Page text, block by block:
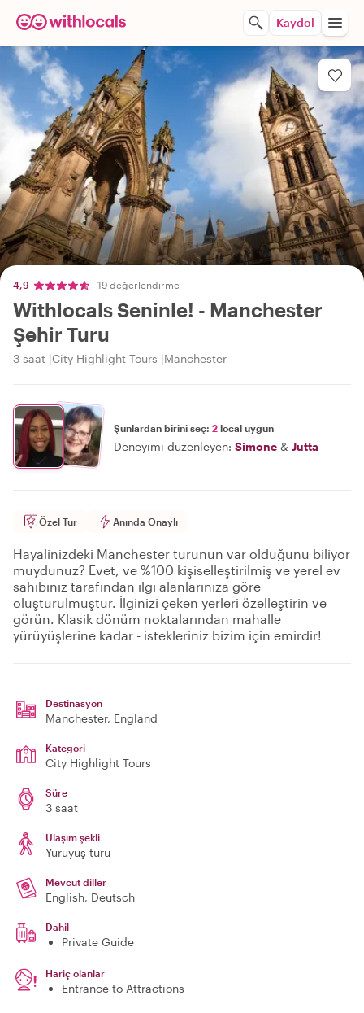
Kaydol
4,9 19 değerlendirme
Withlocals Seninle! - Manchester
Şehir Turu
3 saat City Highlight Tours Manchester
Şunlardan birini seç: 2 local uygun
Deneyimi düzenleyen: Simone & Jutta
Özel Tur Anında Onaylı
Hayalinizdeki Manchester turunun var olduğunu biliyor
muydunuz? Evet, ve %100 kişiselleştirilmiş ve yerel ev
sahibiniz tarafından ilgi alanlarınıza göre
oluşturulmuştur. İlginizi çeken yerleri özelleştirin ve
görün. Klasik dönüm noktalarından mahalle
yürüyüşlerine kadar - istekleriniz bizim için emirdir!
Destinasyon
Manchester, England
Kategori
City Highlight Tours
Süre
3 saat
Ulaşım şekli
Yürüyüş turu
Mevcut diller
English, Deutsch
Dahil
Private Guide
Hariç olanlar
Entrance to Attractions